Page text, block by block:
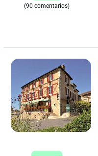
(90 comentarios)